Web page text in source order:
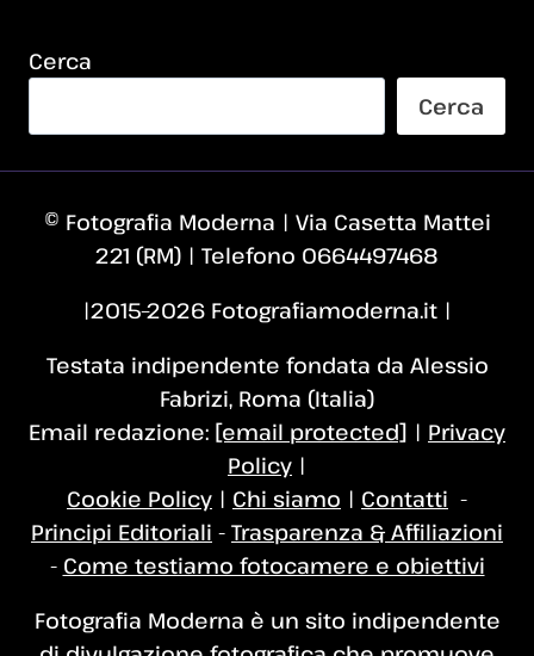
Cerca
Cerca
© Fotografia Moderna | Via Casetta Mattei
221 (RM) | Telefono 0664497468
|2015–2026 Fotografiamoderna.it |
Testata indipendente fondata da Alessio
Fabrizi, Roma (Italia)
Email redazione: [email protected] | Privacy
Policy |
Cookie Policy | Chi siamo | Contatti -
Principi Editoriali - Trasparenza & Affiliazioni
- Come testiamo fotocamere e obiettivi
Fotografia Moderna è un sito indipendente